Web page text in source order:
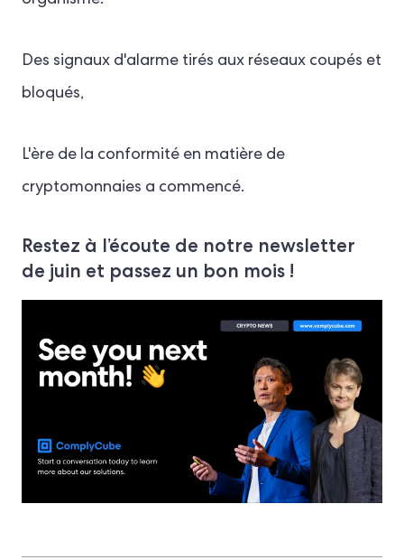
Des signaux d'alarme tirés aux réseaux coupés et
bloqués,
L'ère de la conformité en matière de
cryptomonnaies a commencé.
Restez à l’écoute de notre newsletter
de juin et passez un bon mois !